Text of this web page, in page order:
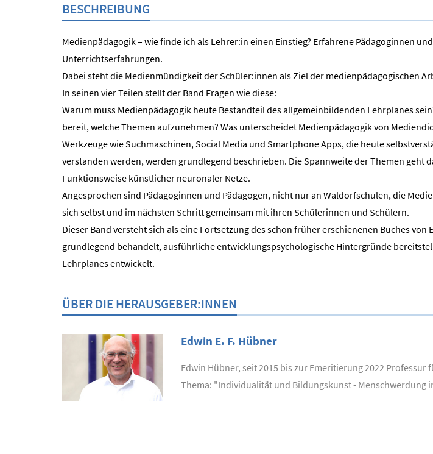
BESCHREIBUNG
Medienpädagogik – wie finde ich als Lehrer:in einen Einstieg? Erfahrene Pädagoginnen
Unterrichtserfahrungen.
Dabei steht die Medienmündigkeit der Schüler:innen als Ziel der medienpädagogischen
In seinen vier Teilen stellt der Band Fragen wie diese:
Warum muss Medienpädagogik heute Bestandteil des allgemeinbildenden Lehrplanes
bereit, welche Themen aufzunehmen? Was unterscheidet Medienpädagogik von
Werkzeuge wie Suchmaschinen, Social Media und Smartphone Apps, die heute
verstanden werden, werden grundlegend beschrieben. Die Spannweite der Themen
Funktionsweise künstlicher neuronaler Netze.
Angesprochen sind Pädagoginnen und Pädagogen, nicht nur an Waldorfschulen, die
sich selbst und im nächsten Schritt gemeinsam mit ihren Schülerinnen und Schülern.
Dieser Band versteht sich als eine Fortsetzung des schon früher erschienenen Buches
grundlegend behandelt, ausführliche entwicklungspsychologische Hintergründe
Lehrplanes entwickelt.
ÜBER DIE HERAUSGEBER:INNEN
Edwin E. F. Hübner
Edwin Hübner, seit 2015 bis zur Emeritierung 2022
Thema: "Individualität und Bildungskunst - Menschwerdung